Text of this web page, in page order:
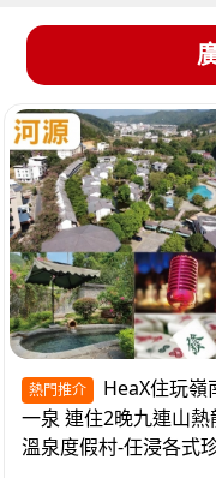
熱門推介
一泉 連住2晚九連山熱
溫泉度假村-任浸各式